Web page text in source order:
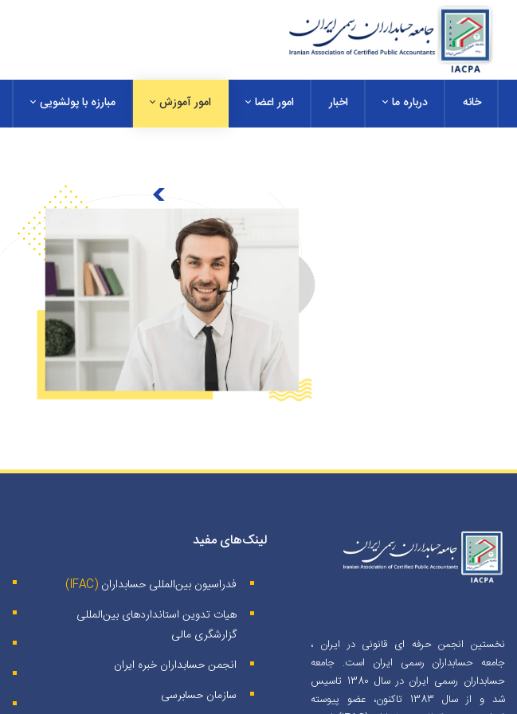
خانه درباره ما اخبار امور اعضا امور آموزش مبارزه با پولشویی
نخستین انجمن حرفه ای قانونی در ایران ،
جامعه حسابداران رسمی ایران است. جامعه
حسابداران رسمی ایران در سال 1380 تاسیس
شد و از سال 1383 تاکنون، عضو پیوسته
لینک‌های مفید
فدراسیون بین‌المللی حسابداران (IFAC)
هیات تدوین استانداردهای بین‌المللی
گزارشگری مالی
انجمن حسابداران خبره ايران
سازمان حسابرسی